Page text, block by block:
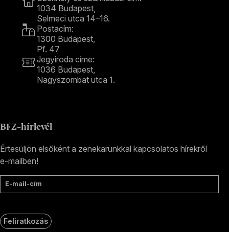
1034 Budapest,
Selmeci utca 14–16.
Postacím:
1300 Budapest,
Pf. 47
Jegyiroda címe:
1036 Budapest,
Nagyszombat utca 1.
BFZ-hírlevél
Értesüljön elsőként a zenekarunkkal kapcsolatos hírekről
e-mailben!
E-mail-cím
Feliratkozás